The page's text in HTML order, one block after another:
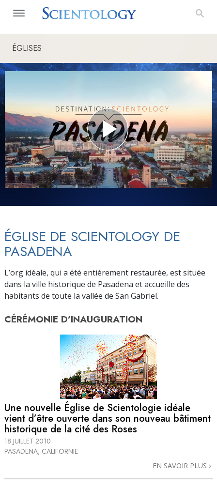
ÉGLISES
ÉGLISE DE SCIENTOLOGY DE
PASADENA
L’org idéale, qui a été entièrement restaurée, est située
dans la ville historique de Pasadena et accueille des
habitants de toute la vallée de San Gabriel.
CÉRÉMONIE D’INAUGURATION
Une nouvelle Église de Scientologie idéale
vient d’être ouverte dans son nouveau bâtiment
historique de la cité des Roses
18 JUILLET 2010
PASADENA, CALIFORNIE
EN SAVOIR PLUS